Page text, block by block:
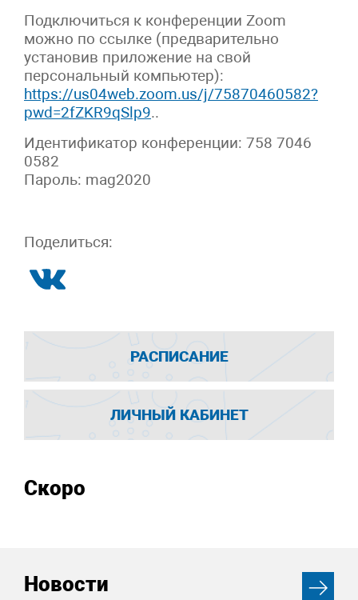
Подключиться к конференции Zoom
можно по ссылке (предварительно
установив приложение на свой
персональный компьютер):
https://us04web.zoom.us/j/75870460582?
pwd=2fZKR9qSlp9..
Идентификатор конференции: 758 7046
0582
Пароль: mag2020
Поделиться:
РАСПИСАНИЕ
ЛИЧНЫЙ КАБИНЕТ
Скоро
Новости